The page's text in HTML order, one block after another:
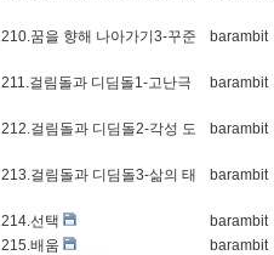
210.꿈을 향해 나아가기3-꾸준
barambit
211.걸림돌과 디딤돌1-고난극
barambit
212.걸림돌과 디딤돌2-각성 도
barambit
213.걸림돌과 디딤돌3-삶의 태
barambit
214.선택
barambit
215.배움
barambit